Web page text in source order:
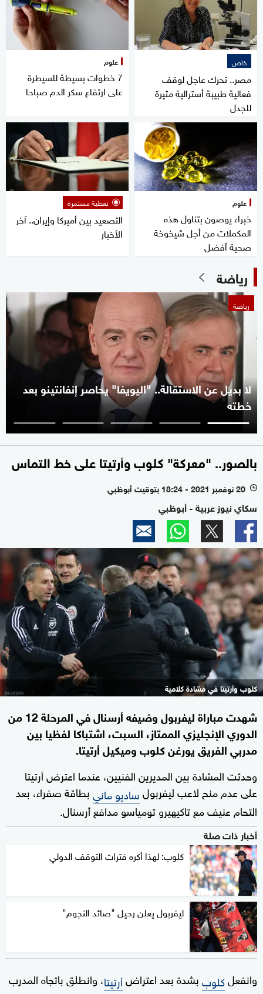
خاص
مصر.. تحرك عاجل لوقف
فعالية طبيبة أسترالية مثيرة
للجدل
علوم
7 خطوات بسيطة للسيطرة
على ارتفاع سكر الدم صباحا
علوم
خبراء يوصون بتناول هذه
المكملات من أجل شيخوخة
صحية أفضل
تغطية مستمرة
التصعيد بين أميركا وإيران.. آخر
الأخبار
رياضة
رياضة
لا بديل عن الاستقالة.. "اليويفا" يحاصر إنفانتينو بعد
خطته
بالصور.. "معركة" كلوب وأرتيتا على خط التماس
l 20 نوفمبر 2021 - 18:24 بتوقيت أبوظبي
سكاي نيوز عربية - أبوظبي
كلوب وأرتيتا في مشادة كلامية
شهدت مباراة ليفربول وضيفه أرسنال في المرحلة 12 من
الدوري الإنجليزي الممتاز، السبت، اشتباكا لفظيا بين
مدربي الفريق يورغن كلوب وميكيل أرتيتا.
وحدثت المشادة بين المديرين الفنيين، عندما اعترض أرتيتا
على عدم منح لاعب ليفربولساديو مانيبطاقة صفراء، بعد
التحام عنيف مع تاكيهيرو تومياسو مدافع أرسنال.
أخبار ذات صلة
كلوب: لهذا أكره فترات التوقف الدولي
ليفربول يعلن رحيل "صائد النجوم"
وانفعلكلوببشدة بعد اعتراضأرتيتا، وانطلق باتجاه المدرب